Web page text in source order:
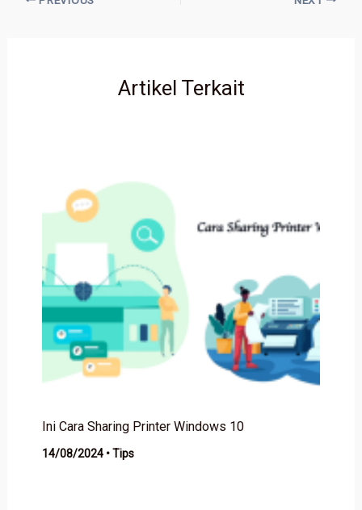
Artikel Terkait
Ini Cara Sharing Printer Windows 10
14/08/2024 •Tips